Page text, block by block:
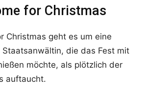
for Christmas
Christmas geht es um eine
Staatsanwältin, die das Fest mit
möchte, als plötzlich der
auftaucht.